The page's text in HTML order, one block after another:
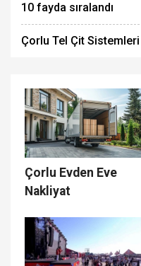
10 fayda sıralandı
Çorlu Tel Çit Sistemleri
Çorlu Evden Eve
Nakliyat